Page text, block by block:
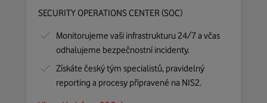
SECURITY OPERATIONS CENTER (SOC)
Monitorujeme vaši infrastrukturu 24/7 a včas
odhalujeme bezpečnostní incidenty.
Získáte český tým specialistů, pravidelný
reporting a procesy připravené na NIS2.